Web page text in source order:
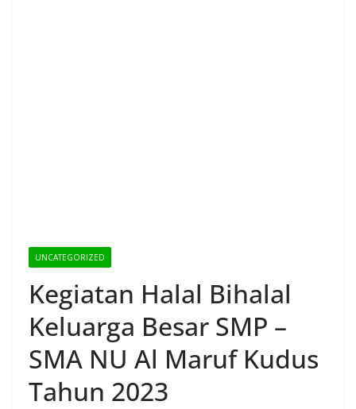
UNCATEGORIZED
Kegiatan Halal Bihalal
Keluarga Besar SMP –
SMA NU Al Maruf Kudus
Tahun 2023